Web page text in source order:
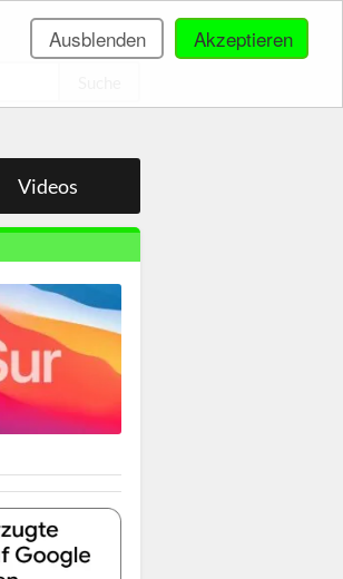
Akzeptieren
Ausblenden
Videos